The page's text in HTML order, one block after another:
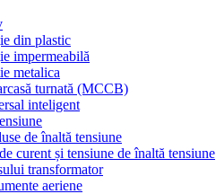
din plastic
impermeabilă
metalica
turnată (MCCB)
inteligent
de înaltă tensiune
curent și tensiune de înaltă tensiune
transformator
aeriene